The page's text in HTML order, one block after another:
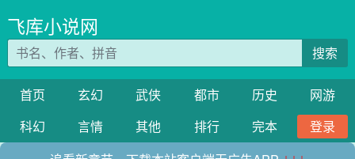
飞库小说网
搜索
首页 玄幻 武侠 都市 历史
网游
科幻
言情 其他 排行 完本
登录